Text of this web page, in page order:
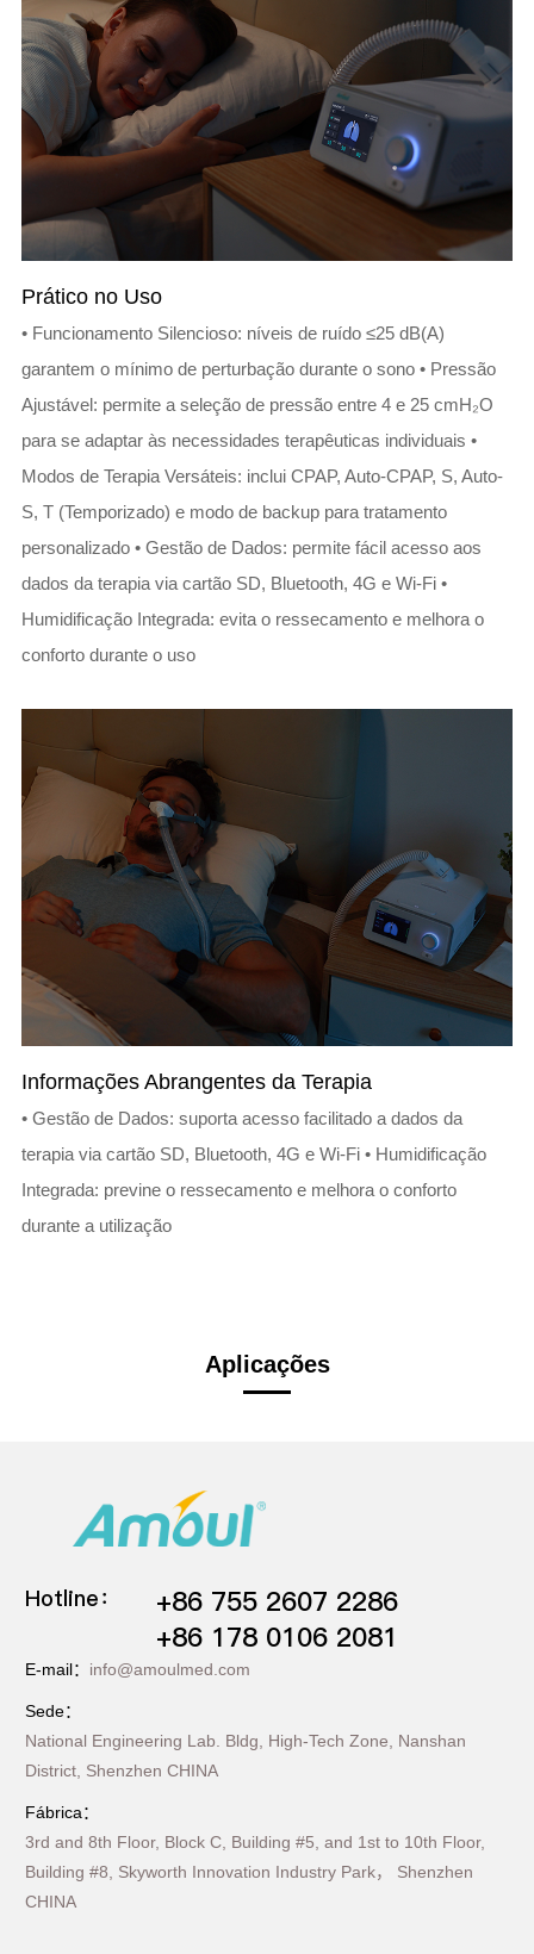
Prático no Uso
• Funcionamento Silencioso: níveis de ruído ≤25 dB(A)
garantem o mínimo de perturbação durante o sono • Pressão
Ajustável: permite a seleção de pressão entre 4 e 25 cmH₂O
para se adaptar às necessidades terapêuticas individuais •
Modos de Terapia Versáteis: inclui CPAP, Auto-CPAP, S, Auto-
S, T (Temporizado) e modo de backup para tratamento
personalizado • Gestão de Dados: permite fácil acesso aos
dados da terapia via cartão SD, Bluetooth, 4G e Wi-Fi •
Humidificação Integrada: evita o ressecamento e melhora o
conforto durante o uso
Informações Abrangentes da Terapia
• Gestão de Dados: suporta acesso facilitado a dados da
terapia via cartão SD, Bluetooth, 4G e Wi-Fi • Humidificação
Integrada: previne o ressecamento e melhora o conforto
durante a utilização
Aplicações
Hotline：
+86 755 2607 2286
+86 178 0106 2081
E-mail： info@amoulmed.com
Sede：
National Engineering Lab. Bldg, High-Tech Zone, Nanshan
District, Shenzhen CHINA
Fábrica：
3rd and 8th Floor, Block C, Building #5, and 1st to 10th Floor,
Building #8, Skyworth Innovation Industry Park， Shenzhen
CHINA